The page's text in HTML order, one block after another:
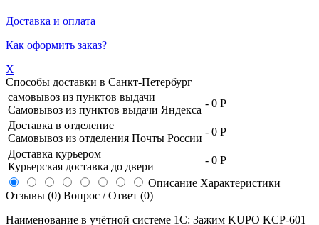
Доставка и оплата
Как оформить заказ?
X
Способы доставки в Санкт-Петербург
самовывоз из пунктов выдачи
Самовывоз из пунктов выдачи Яндекса
- 0 Р
Доставка в отделение
Самовывоз из отделения Почты России
- 0 Р
Доставка курьером
Курьерская доставка до двери
- 0 Р
Описание Характеристики
Отзывы (0) Вопрос / Ответ (0)
Наименование в учётной системе 1С: Зажим KUPO KCP-601